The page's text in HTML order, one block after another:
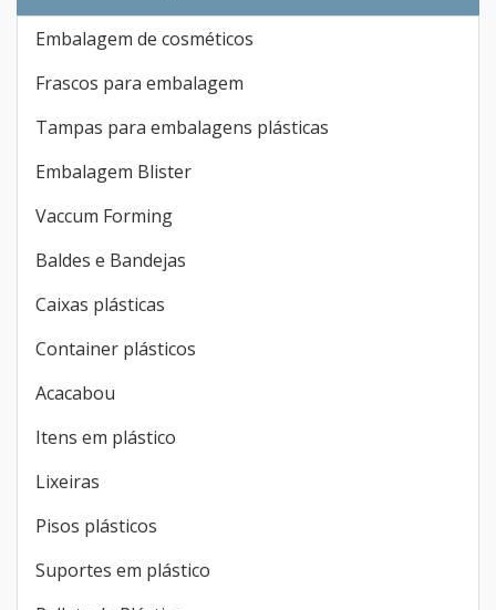
Embalagem de cosméticos
Frascos para embalagem
Tampas para embalagens plásticas
Embalagem Blister
Vaccum Forming
Baldes e Bandejas
Caixas plásticas
Container plásticos
Acacabou
Itens em plástico
Lixeiras
Pisos plásticos
Suportes em plástico